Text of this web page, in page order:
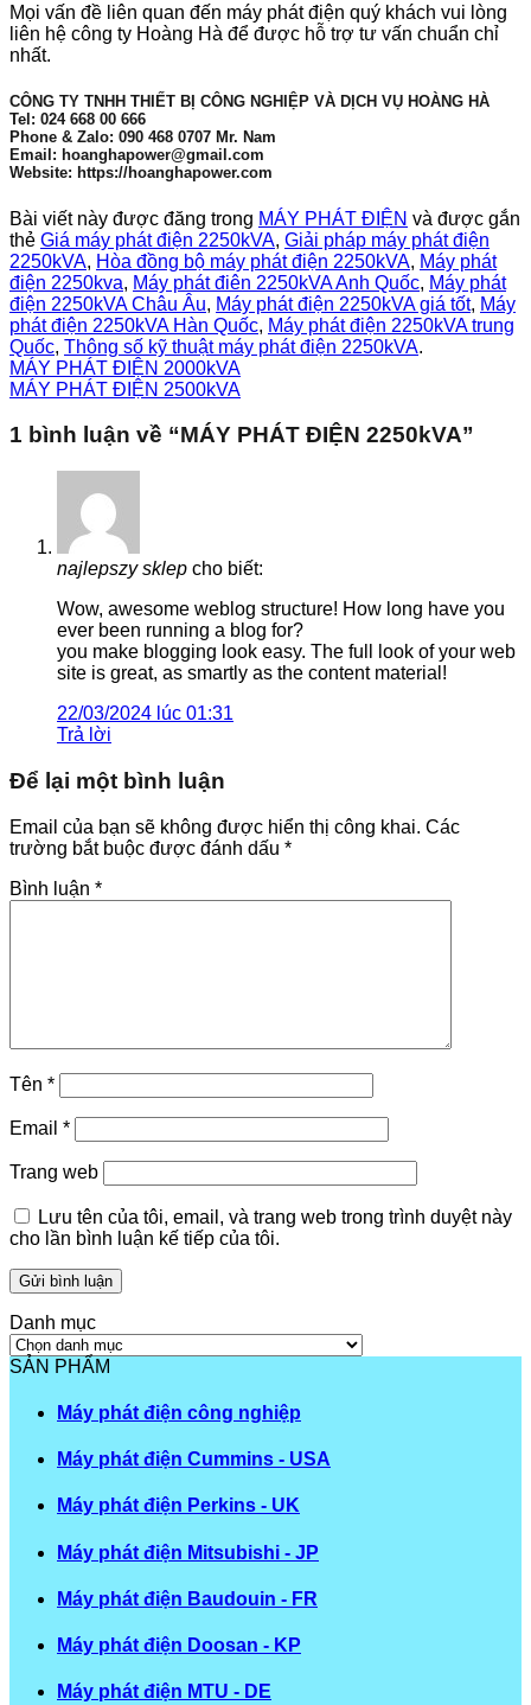
Mọi vấn đề liên quan đến máy phát điện quý khách vui lòng
liên hệ công ty Hoàng Hà để được hỗ trợ tư vấn chuẩn chỉ
nhất.
CÔNG TY TNHH THIẾT BỊ CÔNG NGHIỆP VÀ DỊCH VỤ HOÀNG HÀ
Tel: 024 668 00 666
Phone & Zalo: 090 468 0707 Mr. Nam
Email: hoanghapower@gmail.com
Website: https://hoanghapower.com
Bài viết này được đăng trong MÁY PHÁT ĐIỆN và được gắn
thẻ Giá máy phát điện 2250kVA, Giải pháp máy phát điện
2250kVA, Hòa đồng bộ máy phát điện 2250kVA, Máy phát
điện 2250kva, Máy phát điên 2250kVA Anh Quốc, Máy phát
điện 2250kVA Châu Âu, Máy phát điện 2250kVA giá tốt, Máy
phát điện 2250kVA Hàn Quốc, Máy phát điện 2250kVA trung
Quốc, Thông số kỹ thuật máy phát điện 2250kVA.
MÁY PHÁT ĐIỆN 2000kVA
MÁY PHÁT ĐIỆN 2500kVA
1 bình luận về “MÁY PHÁT ĐIỆN 2250kVA”
najlepszy sklep cho biết:
Wow, awesome weblog structure! How long have you
ever been running a blog for?
you make blogging look easy. The full look of your web
site is great, as smartly as the content material!
22/03/2024 lúc 01:31
Trả lời
Để lại một bình luận
Email của bạn sẽ không được hiển thị công khai. Các
trường bắt buộc được đánh dấu *
Bình luận *
Tên *
Email *
Trang web
Lưu tên của tôi, email, và trang web trong trình duyệt này
cho lần bình luận kế tiếp của tôi.
Danh mục
Danh
mục
SẢN PHẨM
Máy phát điện công nghiệp
Máy phát điện Cummins - USA
Máy phát điện Perkins - UK
Máy phát điện Mitsubishi - JP
Máy phát điện Baudouin - FR
Máy phát điện Doosan - KP
Máy phát điện MTU - DE